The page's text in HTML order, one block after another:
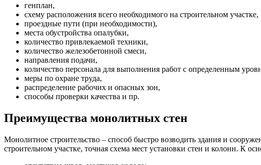
генплан,
схему расположения всего необходимого на строительном участке,
проездные пути (при необходимости),
места обустройства опалубки,
количество привлекаемой техники,
количество железобетонной смеси,
направления подачи,
количество персонала для выполнения работ с определенным
меры по охране труда,
распределение рабочих и опасных зон,
способы проверки качества и пр.
Преимущества монолитных стен
Монолитное строительство – способ быстро возводить здания и
строительном участке, точная схема мест установки стен и колонн. К